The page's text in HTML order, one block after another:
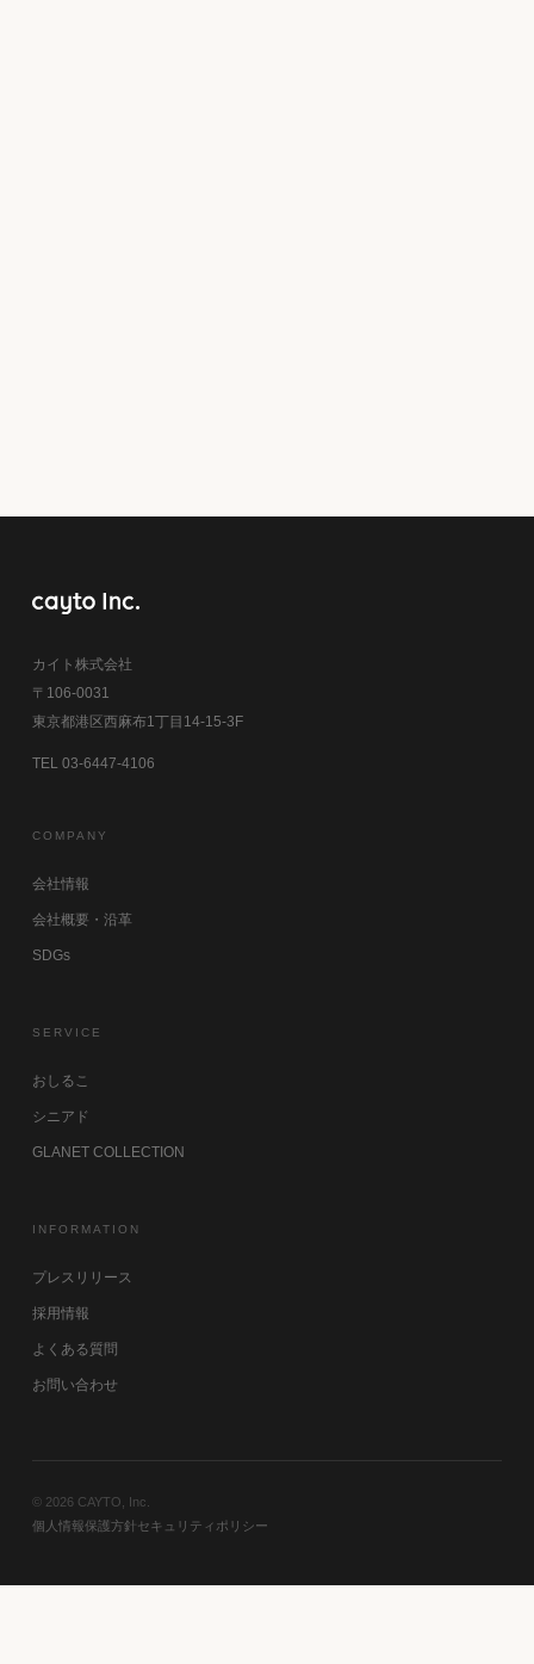
カイト株式会社
〒106-0031
東京都港区西麻布1丁目14-15-3F
TEL 03-6447-4106
COMPANY
会社情報
会社概要・沿革
SDGs
SERVICE
おしるこ
シニアド
GLANET COLLECTION
INFORMATION
プレスリリース
採用情報
よくある質問
お問い合わせ
© 2026CAYTO, Inc.
個人情報保護方針 セキュリティポリシー